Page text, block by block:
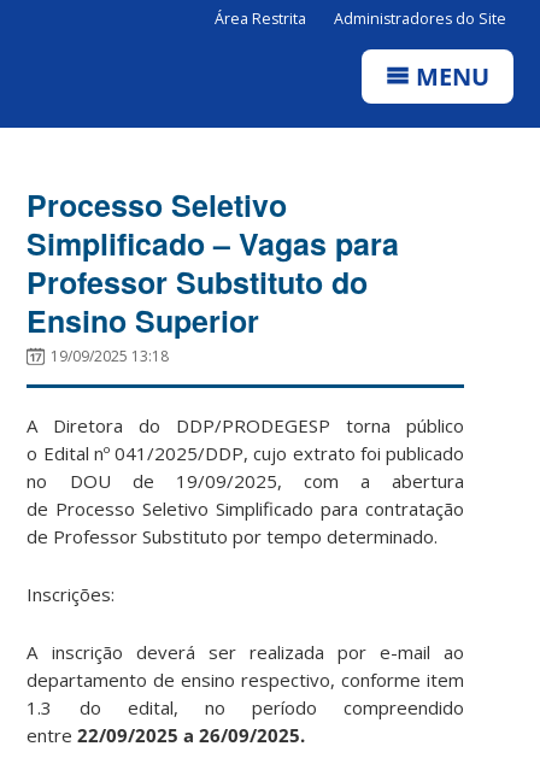
Área Restrita Administradores do Site
MENU
Processo Seletivo
Simplificado – Vagas para
Professor Substituto do
Ensino Superior
19/09/2025 13:18
A Diretora do DDP/PRODEGESP torna público
o Edital nº 041/2025/DDP, cujo extrato foi publicado
no DOU de 19/09/2025, com a abertura
de Processo Seletivo Simplificado para contratação
de Professor Substituto por tempo determinado.
Inscrições:
A inscrição deverá ser realizada por e-mail ao
departamento de ensino respectivo, conforme item
1.3 do edital, no período compreendido
entre22/09/2025 a 26/09/2025.